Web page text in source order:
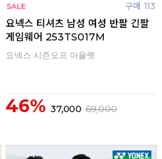
구매 113
요넥스 티셔츠 남성 여성 반팔 긴팔
게임웨어 253TS017M
요넥스 시즌오프 아울렛
46% 37,000 69,000